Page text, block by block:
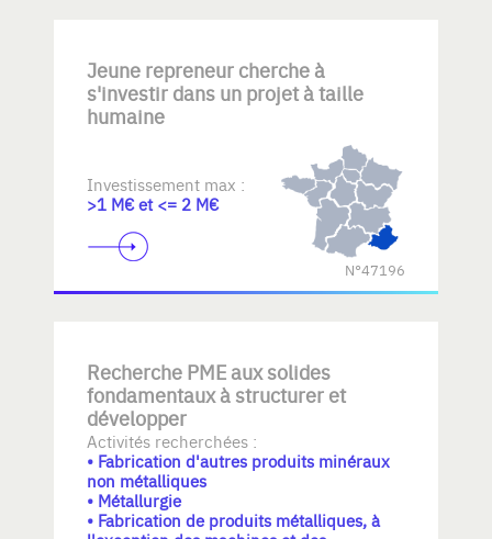
Jeune repreneur cherche à
s'investir dans un projet à taille
humaine
Investissement max :
>1 M€ et <= 2 M€
N°47196
Recherche PME aux solides
fondamentaux à structurer et
développer
Activités recherchées :
• Fabrication d'autres produits minéraux
non métalliques
• Métallurgie
• Fabrication de produits métalliques, à